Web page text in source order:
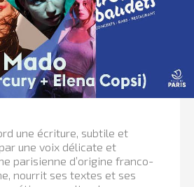
une écriture, subtile et
une voix délicate et
parisienne d’origine franco-
nourrit ses textes et ses